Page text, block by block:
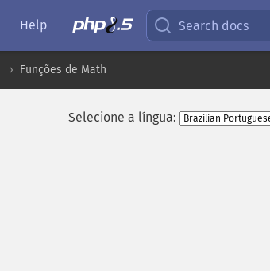
Help Search docs
Funções de Math
Selecione a língua: